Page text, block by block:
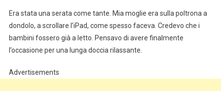
Era stata una serata come tante. Mia moglie era sulla poltrona a
dondolo, a scrollare l’iPad, come spesso faceva. Credevo che i
bambini fossero già a letto. Pensavo di avere finalmente
l’occasione per una lunga doccia rilassante.
Advertisements